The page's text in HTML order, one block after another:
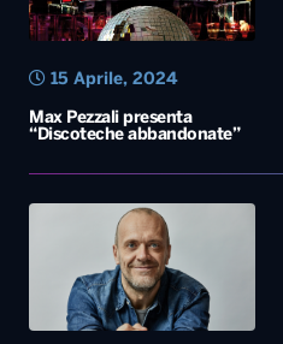
Max Pezzali presenta
“Discoteche abbandonate”
15 Aprile, 2024